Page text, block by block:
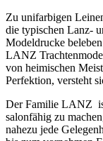
Zu unifarbigen
die typischen Lanz-
Modeldrucke
LANZ
von heimischen
Perfektion, versteht
Der Familie LANZ
salonfähig zu
nahezu jede